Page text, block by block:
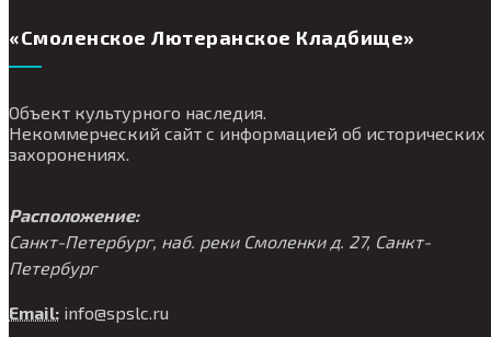
«Смоленское Лютеранское Кладбище»
Объект культурного наследия.
Некоммерческий сайт с информацией об исторических
захоронениях.
Расположение:
Санкт-Петербург, наб. реки Смоленки д. 27, Санкт-
Петербург
Email: info@spslc.ru